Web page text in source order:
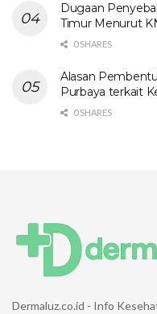
Dugaan
Timur Menurut
0 SHARES
Alasan
Purbaya terkait
0 SHARES
Dermaluz.co.id - Info